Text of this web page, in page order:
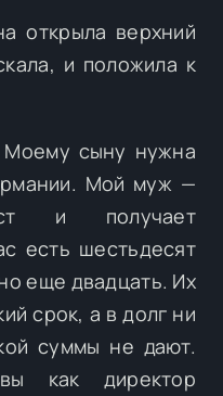
открыла верхний
и положила к
сыну нужна
Мой муж —
и получает
есть шестьдесят
еще двадцать. Их
срок, а в долг ни
суммы не дают.
как директор